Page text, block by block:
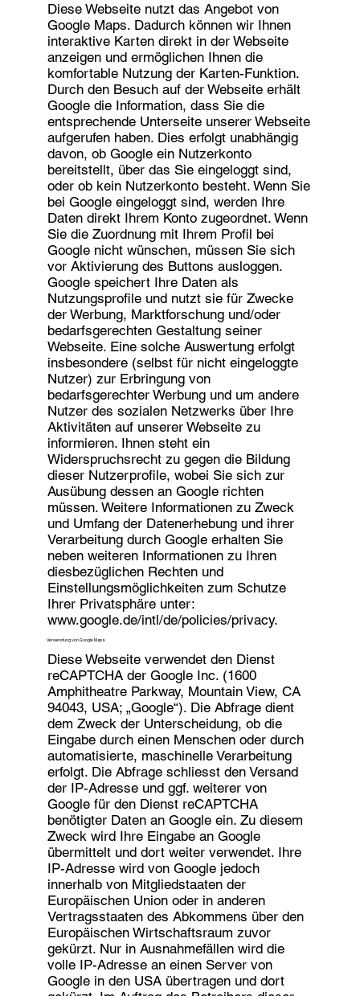
Diese Webseite nutzt das Angebot von
Google Maps. Dadurch können wir Ihnen
interaktive Karten direkt in der Webseite
anzeigen und ermöglichen Ihnen die
komfortable Nutzung der Karten-Funktion.
Durch den Besuch auf der Webseite erhält
Google die Information, dass Sie die
entsprechende Unterseite unserer Webseite
aufgerufen haben. Dies erfolgt unabhängig
davon, ob Google ein Nutzerkonto
bereitstellt, über das Sie eingeloggt sind,
oder ob kein Nutzerkonto besteht. Wenn Sie
bei Google eingeloggt sind, werden Ihre
Daten direkt Ihrem Konto zugeordnet. Wenn
Sie die Zuordnung mit Ihrem Profil bei
Google nicht wünschen, müssen Sie sich
vor Aktivierung des Buttons ausloggen.
Google speichert Ihre Daten als
Nutzungsprofile und nutzt sie für Zwecke
der Werbung, Marktforschung und/oder
bedarfsgerechten Gestaltung seiner
Webseite. Eine solche Auswertung erfolgt
insbesondere (selbst für nicht eingeloggte
Nutzer) zur Erbringung von
bedarfsgerechter Werbung und um andere
Nutzer des sozialen Netzwerks über Ihre
Aktivitäten auf unserer Webseite zu
informieren. Ihnen steht ein
Widerspruchsrecht zu gegen die Bildung
dieser Nutzerprofile, wobei Sie sich zur
Ausübung dessen an Google richten
müssen. Weitere Informationen zu Zweck
und Umfang der Datenerhebung und ihrer
Verarbeitung durch Google erhalten Sie
neben weiteren Informationen zu Ihren
diesbezüglichen Rechten und
Einstellungsmöglichkeiten zum Schutze
Ihrer Privatsphäre unter:
www.google.de/intl/de/policies/privacy.
Diese Webseite verwendet den Dienst
reCAPTCHA der Google Inc. (1600
Amphitheatre Parkway, Mountain View, CA
94043, USA; „Google“). Die Abfrage dient
dem Zweck der Unterscheidung, ob die
Eingabe durch einen Menschen oder durch
automatisierte, maschinelle Verarbeitung
erfolgt. Die Abfrage schliesst den Versand
der IP-Adresse und ggf. weiterer von
Google für den Dienst reCAPTCHA
benötigter Daten an Google ein. Zu diesem
Zweck wird Ihre Eingabe an Google
übermittelt und dort weiter verwendet. Ihre
IP-Adresse wird von Google jedoch
innerhalb von Mitgliedstaaten der
Europäischen Union oder in anderen
Vertragsstaaten des Abkommens über den
Europäischen Wirtschaftsraum zuvor
gekürzt. Nur in Ausnahmefällen wird die
volle IP-Adresse an einen Server von
Google in den USA übertragen und dort
Verwendung von Google Maps